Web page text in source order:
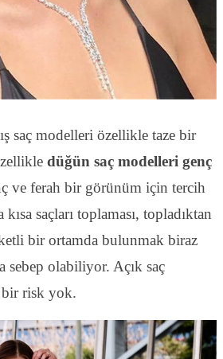
saç modelleri özellikle taze bir
düğün saç modelleri genç
ve ferah bir görünüm için tercih
saçları toplaması, topladıktan
bir ortamda bulunmak biraz
sebep olabiliyor. Açık saç
risk yok.